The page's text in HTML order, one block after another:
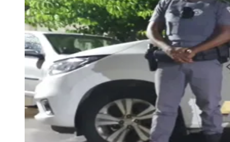
Anuncie no Portal
Guia de Empresas
Divulgar VagasNovo
Publicidade Legal
Negócios Regionais
Turismo
Segurança Regional
Hospitais Estaduais
Parques & Represas
Cidades da Região
Santana de Parnaíba
Osasco CarapicuíbaJandiraItapevi Cotia Pirapora
do Bom Jesus
CajamarCaieiras Franco da
Francisco Morato Taboão da SerraEmbu das Artes São Roque